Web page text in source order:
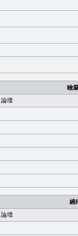
瞼
論壇
繞
論壇